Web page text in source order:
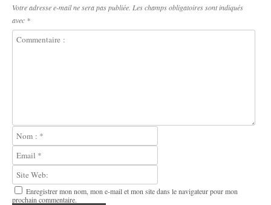
Votre adresse e-mail ne sera pas publiée. Les champs obligatoires sont indiqués
avec *
Enregistrer mon nom, mon e-mail et mon site dans le navigateur pour mon
prochain commentaire.